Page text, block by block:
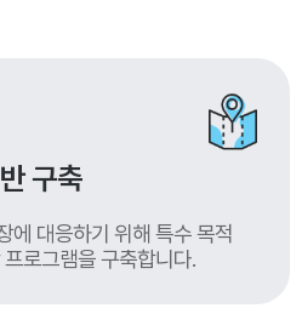
구축
에 대응하기 위해 특수 목적
로그램을 구축합니다.